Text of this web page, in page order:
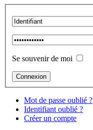
Se souvenir de moi
Mot de passe oublié ?
Identifiant oublié ?
Créer un compte